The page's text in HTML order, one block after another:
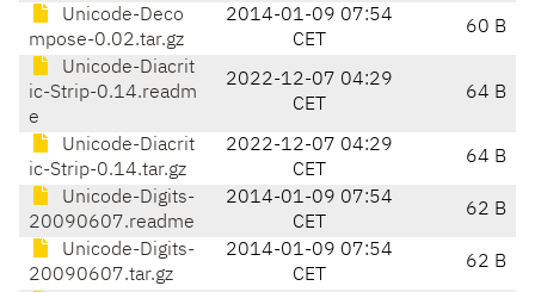
Unicode-Deco
mpose-0.02.tar.gz
2014-01-09 07:54
CET
60 B
Unicode-Diacrit
ic-Strip-0.14.readm
e
2022-12-07 04:29
CET
64 B
Unicode-Diacrit
ic-Strip-0.14.tar.gz
2022-12-07 04:29
CET
64 B
Unicode-Digits-
20090607.readme
2014-01-09 07:54
CET
62 B
Unicode-Digits-
20090607.tar.gz
2014-01-09 07:54
CET
62 B